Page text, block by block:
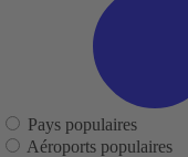
Pays populaires
Aéroports populaires